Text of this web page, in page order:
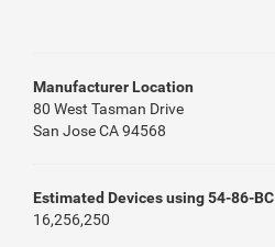
Manufacturer Location
80 West Tasman Drive
San Jose CA 94568
Estimated Devices using 54-86-BC
16,256,250